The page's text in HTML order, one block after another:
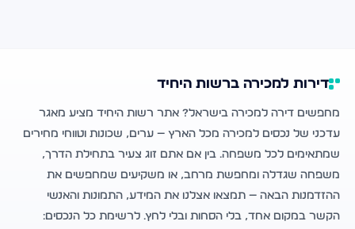
דירות למכירה ברשות היחיד
מחפשים דירה למכירה בישראל? אתר רשות היחיד מציע מאגר
עדכני של נכסים למכירה מכל הארץ — ערים, שכונות וטווחי מחירים
שמתאימים לכל משפחה. בין אם אתם זוג צעיר בתחילת הדרך,
משפחה שגדלה ומחפשת מרחב, או משקיעים שמחפשים את
ההזדמנות הבאה — תמצאו אצלנו את המידע, התמונות והאנשי
הקשר במקום אחד, בלי הסחות ובלי לחץ. לרשימת כל הנכסים: